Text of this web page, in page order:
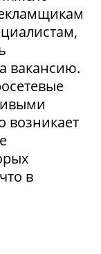
вакансию.
возникает
в